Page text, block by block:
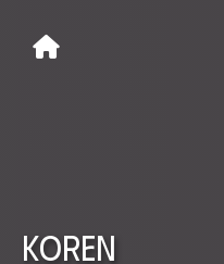
Koren